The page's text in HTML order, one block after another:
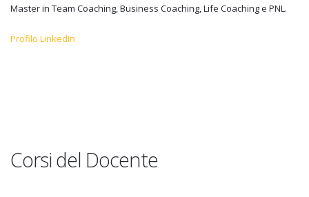
Master in Team Coaching, Business Coaching, Life Coaching e PNL.
Profilo LinkedIn
Corsi del Docente